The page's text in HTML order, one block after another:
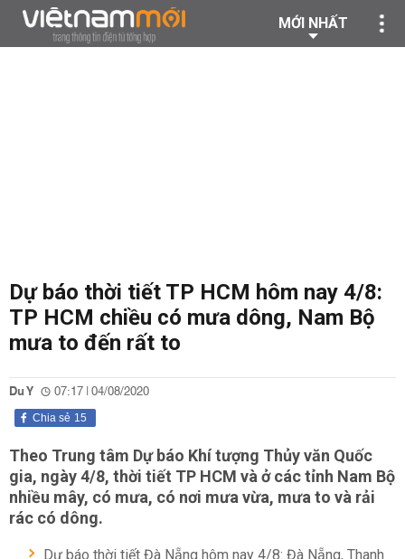
MỚI NHẤT
Dự báo thời tiết TP HCM hôm nay 4/8:
TP HCM chiều có mưa dông, Nam Bộ
mưa to đến rất to
Du Y 07:17 | 04/08/2020
15
Chia sẻ
Theo Trung tâm Dự báo Khí tượng Thủy văn Quốc
gia, ngày 4/8, thời tiết TP HCM và ở các tỉnh Nam Bộ
nhiều mây, có mưa, có nơi mưa vừa, mưa to và rải
rác có dông.
Dự báo thời tiết Đà Nẵng hôm nay 4/8: Đà Nẵng, Thanh